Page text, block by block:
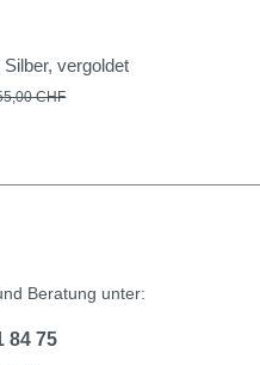
vergoldet
CHF
Beratung unter:
84 75